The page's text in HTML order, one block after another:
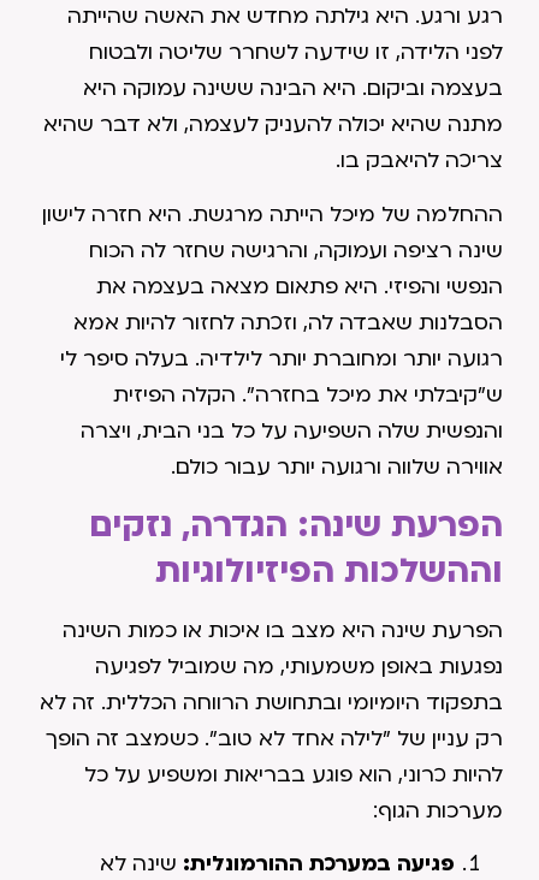
רגע ורגע. היא גילתה מחדש את האשה שהייתה
לפני הלידה, זו שידעה לשחרר שליטה ולבטוח
בעצמה וביקום. היא הבינה ששינה עמוקה היא
מתנה שהיא יכולה להעניק לעצמה, ולא דבר שהיא
צריכה להיאבק בו.
ההחלמה של מיכל הייתה מרגשת. היא חזרה לישון
שינה רציפה ועמוקה, והרגישה שחזר לה הכוח
הנפשי והפיזי. היא פתאום מצאה בעצמה את
הסבלנות שאבדה לה, וזכתה לחזור להיות אמא
רגועה יותר ומחוברת יותר לילדיה. בעלה סיפר לי
ש"קיבלתי את מיכל בחזרה". הקלה הפיזית
והנפשית שלה השפיעה על כל בני הבית, ויצרה
אווירה שלווה ורגועה יותר עבור כולם.
הפרעת שינה: הגדרה, נזקים
וההשלכות הפיזיולוגיות
הפרעת שינה היא מצב בו איכות או כמות השינה
נפגעות באופן משמעותי, מה שמוביל לפגיעה
בתפקוד היומיומי ובתחושת הרווחה הכללית. זה לא
רק עניין של "לילה אחד לא טוב". כשמצב זה הופך
להיות כרוני, הוא פוגע בבריאות ומשפיע על כל
מערכות הגוף:
פגיעה במערכת ההורמונלית: שינה לא